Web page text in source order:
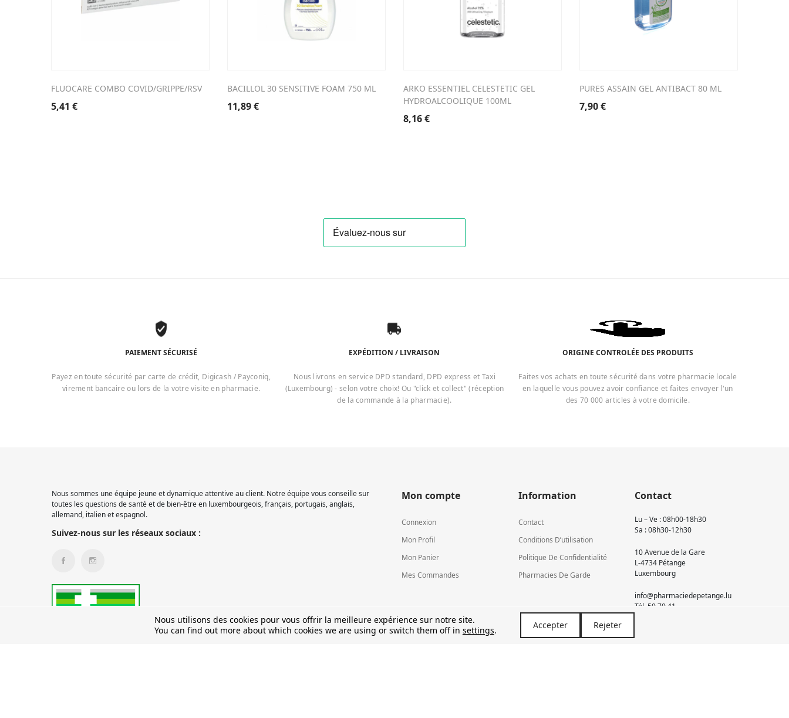
FLUOCARE COMBO COVID/GRIPPE/RSV
5,41 €
BACILLOL 30 SENSITIVE FOAM 750 ML
11,89€
ARKO ESSENTIEL CELESTETIC GEL
HYDROALCOOLIQUE 100ML
8,16€
PURES ASSAIN GEL ANTIBACT 80 ML
7,90€
PAIEMENT SÉCURISÉ
Payez en toute sécurité par carte de crédit, Digicash / Payconiq,
virement bancaire ou lors de la votre visite en pharmacie.
EXPÉDITION / LIVRAISON
Nous livrons en service DPD standard, DPD express et Taxi
(Luxembourg) - selon votre choix! Ou "click et collect" (réception
de la commande à la pharmacie).
ORIGINE CONTROLÉE DES PRODUITS
Faites vos achats en toute sécurité dans votre pharmacie locale
en laquelle vous pouvez avoir confiance et faites envoyer l'un
des 70 000 articles à votre domicile.
Nous sommes une équipe jeune et dynamique attentive au client. Notre équipe vous conseille sur
toutes les questions de santé et de bien-être en luxembourgeois, français, portugais, anglais,
allemand, italien et espagnol.
Suivez-nous sur les réseaux sociaux :
Mon compte
Connexion
Mon Profil
Mon Panier
Mes Commandes
Information
Contact
Conditions D’utilisation
Politique De Confidentialité
Pharmacies De Garde
Contact
Lu – Ve : 08h00-18h30
Sa : 08h30-12h30
10 Avenue de la Gare
L-4734 Pétange
Luxembourg
info@pharmaciedepetange.lu
Tél. 50 70 41
Nous utilisons des cookies pour vous offrir la meilleure expérience sur notre site.
You can find out more about which cookies we are using or switch them off in settings. Accepter Rejeter